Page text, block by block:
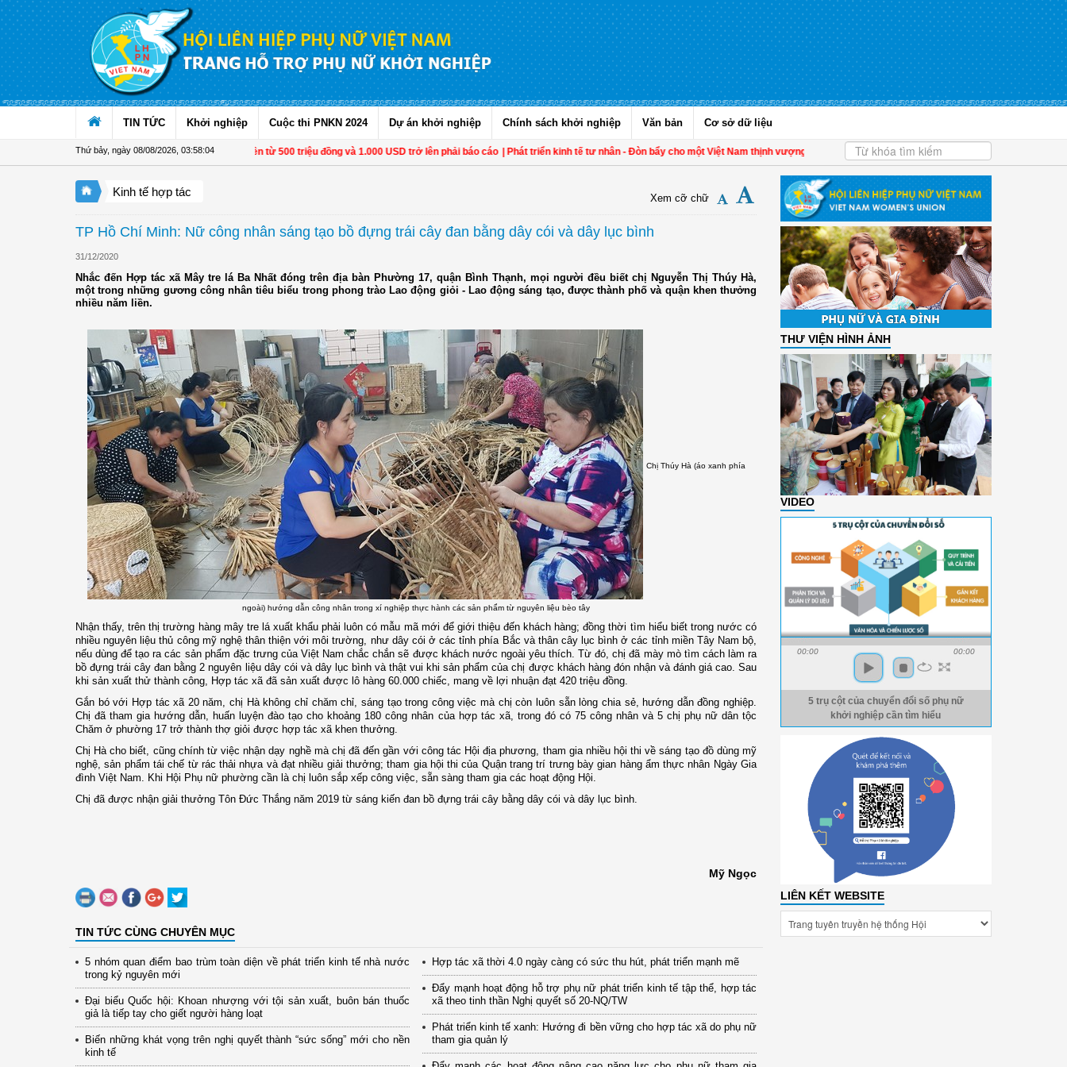
Truy cập nội dung luôn
TIN TỨC Khởi nghiệp Cuộc thi PNKN 2024 Dự án khởi nghiệp Chính sách khởi nghiệp Văn bản Cơ sở dữ liệu
Thứ bảy, ngày 08/08/2026 03:58:04
Từ 1/11, chuyển tiền từ 500 triệu đồng và 1.000 USD trở lên phải báo cáo | Phát triển kinh tế tư nhân - Đòn bẩy cho một Việt Nam thịnh vượng | Hội LHPN tỉnh Kiên Giang biểu dương phụ nữ tiêu biểu
Kinh tế hợp tác Xem cỡ chữ
TP Hồ Chí Minh: Nữ công nhân sáng tạo bồ đựng trái cây đan bằng dây cói và dây lục bình
31/12/2020
Nhắc đến Hợp tác xã Mây tre lá Ba Nhất đóng trên địa bàn Phường 17, quận Bình Thạnh, mọi người đều biết chị Nguyễn Thị Thúy Hà,
một trong những gương công nhân tiêu biểu trong phong trào Lao động giỏi - Lao động sáng tạo, được thành phố và quận khen thưởng
nhiều năm liền.
Chị Thúy Hà (áo xanh phía
ngoài) hướng dẫn công nhân trong xí nghiệp thực hành các sản phẩm từ nguyên liệu bèo tây
Nhận thấy, trên thị trường hàng mây tre lá xuất khẩu phải luôn có mẫu mã mới để giới thiệu đến khách hàng; đồng thời tìm hiểu biết trong nước có
nhiều nguyên liệu thủ công mỹ nghệ thân thiện với môi trường, như dây cói ở các tỉnh phía Bắc và thân cây lục bình ở các tỉnh miền Tây Nam bộ,
nếu dùng để tạo ra các sản phẩm đặc trưng của Việt Nam chắc chắn sẽ được khách nước ngoài yêu thích. Từ đó, chị đã mày mò tìm cách làm ra
bồ đựng trái cây đan bằng 2 nguyên liệu dây cói và dây lục bình và thật vui khi sản phẩm của chị được khách hàng đón nhận và đánh giá cao. Sau
khi sản xuất thử thành công, Hợp tác xã đã sản xuất được lô hàng 60.000 chiếc, mang về lợi nhuận đạt 420 triệu đồng.
Gắn bó với Hợp tác xã 20 năm, chị Hà không chỉ chăm chỉ, sáng tạo trong công việc mà chị còn luôn sẵn lòng chia sẻ, hướng dẫn đồng nghiệp.
Chị đã tham gia hướng dẫn, huấn luyện đào tạo cho khoảng 180 công nhân của hợp tác xã, trong đó có 75 công nhân và 5 chị phụ nữ dân tộc
Chăm ở phường 17 trở thành thợ giỏi được hợp tác xã khen thưởng.
Chị Hà cho biết, cũng chính từ việc nhận dạy nghề mà chị đã đến gần với công tác Hội địa phương, tham gia nhiều hội thi về sáng tạo đồ dùng mỹ
nghệ, sản phẩm tái chế từ rác thải nhựa và đạt nhiều giải thưởng; tham gia hội thi của Quận trang trí trưng bày gian hàng ẩm thực nhân Ngày Gia
đình Việt Nam. Khi Hội Phụ nữ phường cần là chị luôn sắp xếp công việc, sẵn sàng tham gia các hoạt động Hội.
Chị đã được nhận giải thưởng Tôn Đức Thắng năm 2019 từ sáng kiến đan bồ đựng trái cây bằng dây cói và dây lục bình.
Mỹ Ngọc
TIN TỨC CÙNG CHUYÊN MỤC
5 nhóm quan điểm bao trùm toàn diện về phát triển kinh tế nhà nước
trong kỷ nguyên mới
Đại biểu Quốc hội: Khoan nhượng với tội sản xuất, buôn bán thuốc
giả là tiếp tay cho giết người hàng loạt
Biến những khát vọng trên nghị quyết thành “sức sống” mới cho nền
kinh tế
Hợp tác xã thời 4.0 ngày càng có sức thu hút, phát triển mạnh mẽ
Đẩy mạnh hoạt động hỗ trợ phụ nữ phát triển kinh tế tập thể, hợp tác
xã theo tinh thần Nghị quyết số 20-NQ/TW
Phát triển kinh tế xanh: Hướng đi bền vững cho hợp tác xã do phụ nữ
tham gia quản lý
THƯ VIỆN HÌNH ẢNH
VIDEO
00:00 00:00
5 trụ cột của chuyển đổi số phụ nữ
khởi nghiệp cần tìm hiểu
LIÊN KẾT WEBSITE